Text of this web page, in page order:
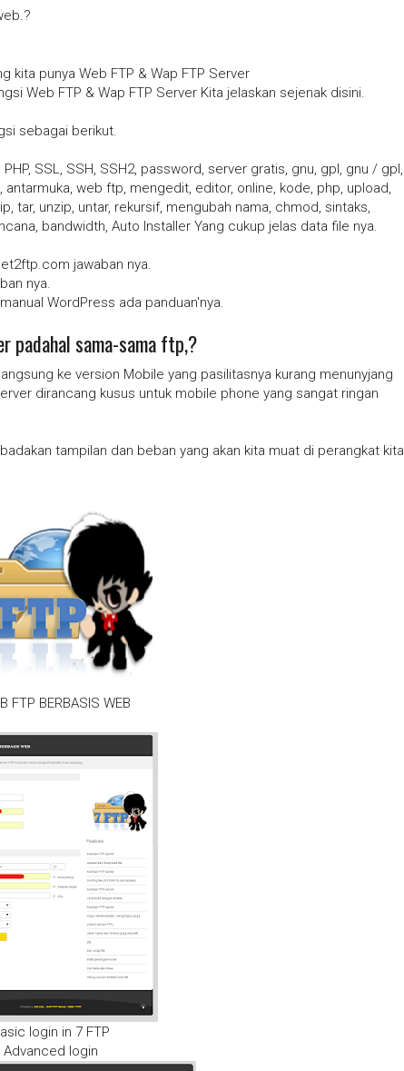
kita punya Web FTP & Wap FTP Server
Web FTP & Wap FTP Server Kita jelaskan sejenak disini.
sebagai berikut.
SSL, SSH, SSH2, password, server gratis, gnu, gpl, gnu / gpl,
web ftp, mengedit, editor, online, kode, php, upload,
tar, unzip, untar, rekursif, mengubah nama, chmod, sintaks,
bandwidth, Auto Installer Yang cukup jelas data file nya.
jawaban nya.
nya.
WordPress ada panduan'nya.
padahal sama-sama ftp,?
ke version Mobile yang pasilitasnya kurang menunyjang
dirancang kusus untuk mobile phone yang sangat ringan
tampilan dan beban yang akan kita muat di perangkat kita
FTP BERBASIS WEB
login in 7 FTP
Advanced login